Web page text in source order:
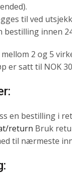
til ved
bestilling innen
2 og 5
er satt til NOK
en bestilling i
return Bruk
til nærmeste